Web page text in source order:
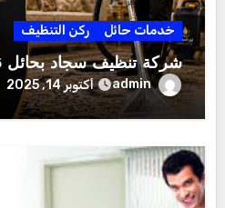
خدمات حائل ركن التنظيف
شركة تنظيف سجاد بحائل 0531178175
admin أكتوبر 14, 2025